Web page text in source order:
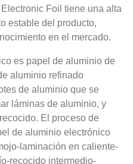
Foil tiene una alta
estable del producto,
en el mercado.
es papel de aluminio de
aluminio refinado
de aluminio que se
láminas de aluminio, y
El proceso de
de aluminio electrónico
laminación en caliente-
recocido intermedio-